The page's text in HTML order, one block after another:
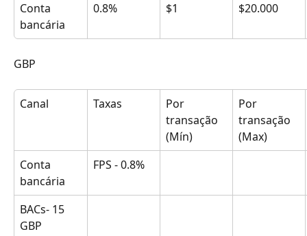
Conta
bancária
0.8% $1 $20.000
GBP
Canal Taxas
Por
transação
(Mín)
Por
transação
(Max)
Conta
bancária
FPS - 0.8%
BACs- 15
GBP